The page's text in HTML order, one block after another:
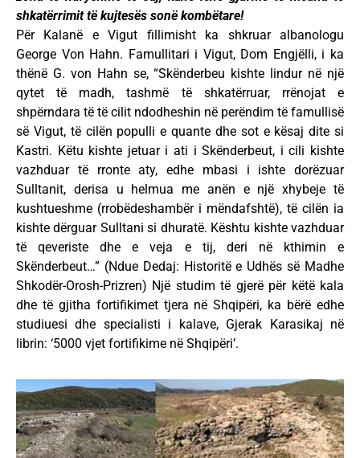
shkatërrimit të kujtesës sonë kombëtare!
Për Kalanë e Vigut fillimisht ka shkruar albanologu
George Von Hahn. Famullitari i Vigut, Dom Engjëlli, i ka
thënë G. von Hahn se, “Skënderbeu kishte lindur në një
qytet të madh, tashmë të shkatërruar, rrënojat e
shpërndara të të cilit ndodheshin në perëndim të famullisë
së Vigut, të cilën populli e quante dhe sot e kësaj dite si
Kastri. Këtu kishte jetuar i ati i Skënderbeut, i cili kishte
vazhduar të rronte aty, edhe mbasi i ishte dorëzuar
Sulltanit, derisa u helmua me anën e një xhybeje të
kushtueshme (rrobëdeshambër i mëndafshtë), të cilën ia
kishte dërguar Sulltani si dhuratë. Kështu kishte vazhduar
të qeveriste dhe e veja e tij, deri në kthimin e
Skënderbeut…” (Ndue Dedaj: Historitë e Udhës së Madhe
Shkodër-Orosh-Prizren) Një studim të gjerë për këtë kala
dhe të gjitha fortifikimet tjera në Shqipëri, ka bërë edhe
studiuesi dhe specialisti i kalave, Gjerak Karasikaj në
librin: ‘5000 vjet fortifikime në Shqipëri’.